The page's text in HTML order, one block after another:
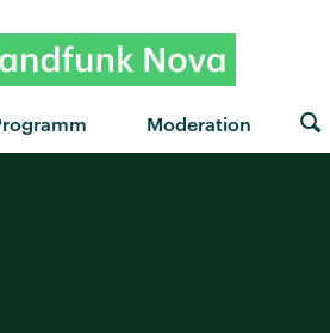
Moderation
"Drop Dead" von Olivia